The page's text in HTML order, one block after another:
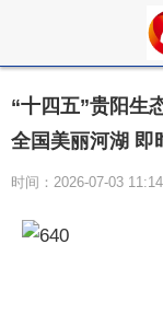
“十四五”贵阳
全国美丽河湖 即
时间：2026-07-03